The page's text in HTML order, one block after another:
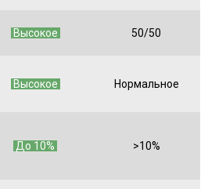
Высокое 50/50
Высокое Нормальное
До 10% >10%